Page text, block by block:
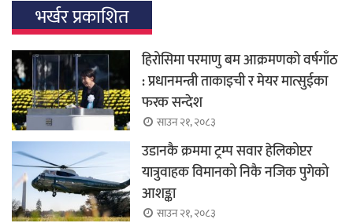
भर्खर प्रकाशित
हिरोसिमा परमाणु बम आक्रमणको वर्षगाँठ
: प्रधानमन्त्री ताकाइची र मेयर मात्सुईका
फरक सन्देश
साउन २१, २०८३
उडानकै क्रममा ट्रम्प सवार हेलिकोप्टर
यात्रुवाहक विमानको निकै नजिक पुगेको
आशङ्का
साउन २१, २०८३